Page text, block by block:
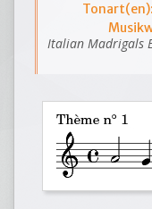
Tonart(en):
Italian Madrigals